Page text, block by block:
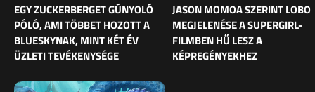
EGY ZUCKERBERGET GÚNYOLÓ
PÓLÓ, AMI TÖBBET HOZOTT A
BLUESKYNAK, MINT KÉT ÉV
ÜZLETI TEVÉKENYSÉGE
JASON MOMOA SZERINT LOBO
MEGJELENÉSE A SUPERGIRL-
FILMBEN HŰ LESZ A
KÉPREGÉNYEKHEZ